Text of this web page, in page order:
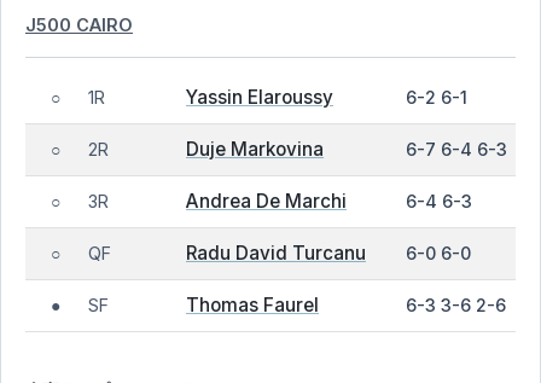
J500 CAIRO
○ 1R Yassin Elaroussy 6-2 6-1
○ 2R Duje Markovina 6-7 6-4 6-3
○ 3R Andrea De Marchi 6-4 6-3
○ QF Radu David Turcanu 6-0 6-0
● SF Thomas Faurel 6-3 3-6 2-6